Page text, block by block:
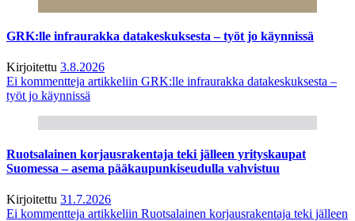
GRK:lle infraurakka datakeskuksesta – työt jo käynnissä
Kirjoitettu 3.8.2026
Ei kommentteja artikkeliin GRK:lle infraurakka datakeskuksesta –
työt jo käynnissä
Ruotsalainen korjausrakentaja teki jälleen yrityskaupat
Suomessa – asema pääkaupunkiseudulla vahvistuu
Kirjoitettu 31.7.2026
Ei kommentteja artikkeliin Ruotsalainen korjausrakentaja teki jälleen